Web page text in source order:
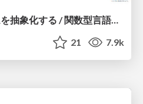
Haskell でアルゴリズムを抽象化する / 関数型言語で競技プログラミング
21 7.9k